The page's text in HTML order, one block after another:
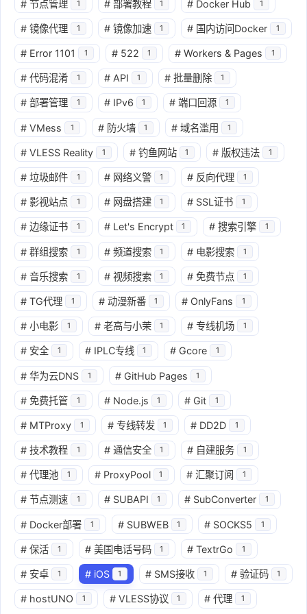
# 节点管理 1 # 部署教程 1 # Docker Hub 1
# 镜像代理 1 # 镜像加速 1 # 国内访问Docker 1
# Error 1101 1 # 522 1 # Workers & Pages 1
# 代码混淆 1 # API 1 # 批量删除 1
# 部署管理 1 # IPv6 1 # 端口回源 1
# VMess 1 # 防火墙 1 # 域名滥用 1
# VLESS Reality 1 # 钓鱼网站 1 # 版权违法 1
# 垃圾邮件 1 # 网络义警 1 # 反向代理 1
# 影视站点 1 # 网盘搭建 1 # SSL证书 1
# 边缘证书 1 # Let's Encrypt 1 # 搜索引擎 1
# 群组搜索 1 # 频道搜索 1 # 电影搜索 1
# 音乐搜索 1 # 视频搜索 1 # 免费节点 1
# TG代理 1 # 动漫新番 1 # OnlyFans 1
# 小电影 1 # 老高与小茉 1 # 专线机场 1
# 安全 1 # IPLC专线 1 # Gcore 1
# 华为云DNS 1 # GitHub Pages 1
# 免费托管 1 # Node.js 1 # Git 1
# MTProxy 1 # 专线转发 1 # DD2D 1
# 技术教程 1 # 通信安全 1 # 自建服务 1
# 代理池 1 # ProxyPool 1 # 汇聚订阅 1
# 节点测速 1 # SUBAPI 1 # SubConverter 1
# Docker部署 1 # SUBWEB 1 # SOCKS5 1
# 保活 1 # 美国电话号码 1 # TextrGo 1
# 安卓 1 # iOS 1 # SMS接收 1 # 验证码 1
# hostUNO 1 # VLESS协议 1 # 代理 1